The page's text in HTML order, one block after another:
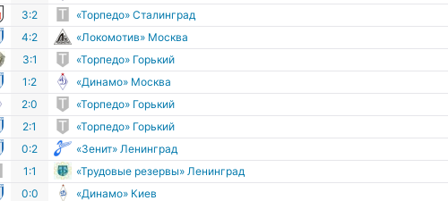
3:2 «Торпедо» Сталинград
4:2 «Локомотив» Москва
3:1 «Торпедо» Горький
1:2 «Динамо» Москва
2:0 «Торпедо» Горький
2:1 «Торпедо» Горький
0:2 «Зенит» Ленинград
1:1 «Трудовые резервы» Ленинград
0:0 «Динамо» Киев